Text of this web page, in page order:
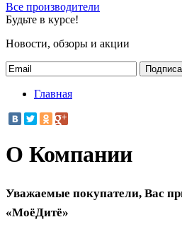
Все производители
Будьте в курсе!
Новости, обзоры и акции
Главная
О Компании
Уважаемые покупатели, Вас
«МоёДитё»